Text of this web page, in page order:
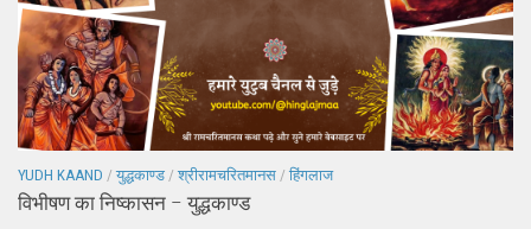
YUDH KAAND / युद्धकाण्ड / श्रीरामचरितमानस / हिंगलाज
विभीषण का निष्कासन – युद्धकाण्ड